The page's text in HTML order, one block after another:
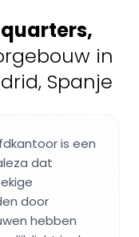
in
Spanje
is een
dat
door
hebben